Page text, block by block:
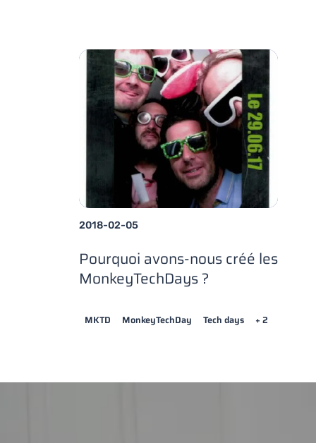
2018-02-05
Pourquoi avons-nous créé les
MonkeyTechDays ?
MKTD MonkeyTechDay Tech days + 2